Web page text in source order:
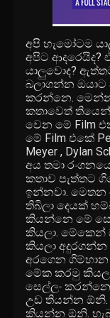
අපි හැමෝටම
අපිට ආදරෙයිද?
යාලුවොද?
බලාගන්න
කරන්නෙ. මෙන්න
කතාවෙත්
වෙන මේ Film
මේ Film එකේ
Meyer , Dylan
අය තමා
කතාව පැත්තට
ඉන්නවා.
තිබිලා දෙයක්
කියන්නෙ මේ
කියලා. මේකෙන්
කියලා
අරගෙන
මේක කරමු
සෙල්ලං
උඩ තියන්න ඕනි.
කියන්න ඕනි.